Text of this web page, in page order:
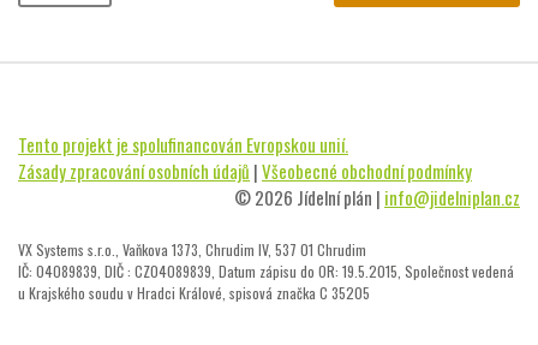
Tento projekt je spolufinancován Evropskou unií.
Zásady zpracování osobních údajů |Všeobecné obchodní podmínky
© 2026 Jídelní plán | info@jidelniplan.cz
VX Systems s.r.o., Vaňkova 1373, Chrudim IV, 537 01 Chrudim
IČ: 04089839, DIČ : CZ04089839, Datum zápisu do OR: 19.5.2015, Společnost vedená
u Krajského soudu v Hradci Králové, spisová značka C 35205